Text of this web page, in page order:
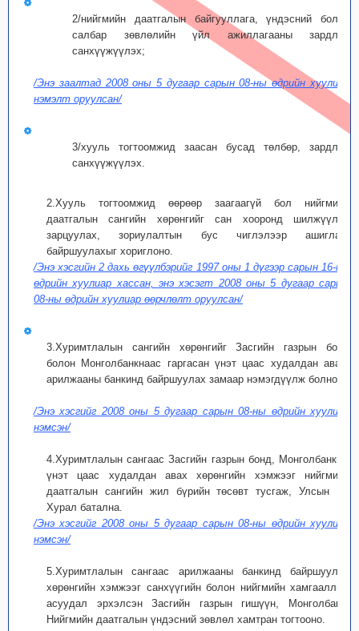
2/нийгмийн даатгалын байгууллага, үндэсний болон
салбар зөвлөлийн үйл ажиллагааны зардлыг
санхүүжүүлэх;
/Энэ заалтад 2008 оны 5 дугаар сарын 08-ны өдрийн хуулиар
нэмэлт оруулсан/
3/хууль тогтоомжид заасан бусад төлбөр, зардлыг
санхүүжүүлэх.
2.Хууль тогтоомжид өөрөөр заагаагүй бол нийгмийн
даатгалын сангийн хөрөнгийг сан хооронд шилжүүлэн
зарцуулах, зориулалтын бус чиглэлээр ашиглах,
байршуулахыг хориглоно.
/Энэ хэсгийн 2 дахь өгүүлбэрийг 1997 оны 1 дүгээр сарын 16-ны
өдрийн хуулиар хассан, энэ хэсэгт 2008 оны 5 дугаар сарын
08-ны өдрийн хуулиар өөрчлөлт оруулсан/
3.Хуримтлалын сангийн хөрөнгийг Засгийн газрын бонд
болон Монголбанкнаас гаргасан үнэт цаас худалдан авах,
арилжааны банкинд байршуулах замаар нэмэгдүүлж болно.
/Энэ хэсгийг 2008 оны 5 дугаар сарын 08-ны өдрийн хуулиар
нэмсэн/
4.Хуримтлалын сангаас Засгийн газрын бонд, Монголбанкны
үнэт цаас худалдан авах хөрөнгийн хэмжээг нийгмийн
даатгалын сангийн жил бүрийн төсөвт тусгаж, Улсын Их
Хурал батална.
/Энэ хэсгийг 2008 оны 5 дугаар сарын 08-ны өдрийн хуулиар
нэмсэн/
5.Хуримтлалын сангаас арилжааны банкинд байршуулах
хөрөнгийн хэмжээг санхүүгийн болон нийгмийн хамгааллын
асуудал эрхэлсэн Засгийн газрын гишүүн, Монголбанк,
Нийгмийн даатгалын үндэсний зөвлөл хамтран тогтооно.